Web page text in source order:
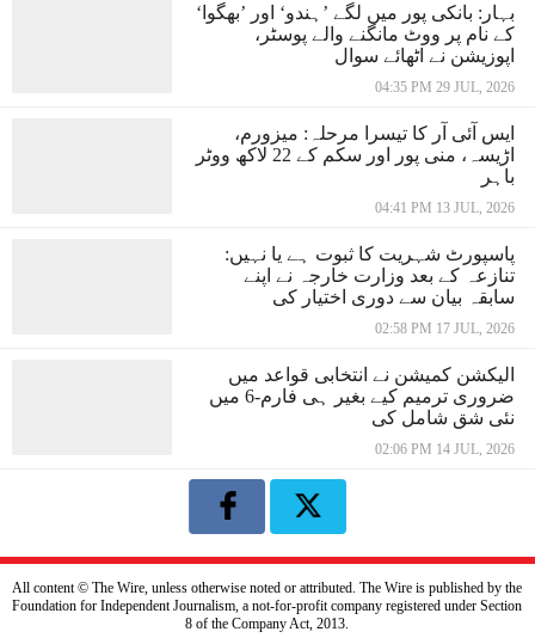
بہار: بانکی پور میں لگے ’ہندو‘ اور ’بھگوا‘
کے نام پر ووٹ مانگنے والے پوسٹر،
اپوزیشن نے اٹھائے سوال
04:35 PM 29 JUL, 2026
ایس آئی آر کا تیسرا مرحلہ: میزورم،
اڑیسہ، منی پور اور سکم کے 22 لاکھ ووٹر
باہر
04:41 PM 13 JUL, 2026
پاسپورٹ شہریت کا ثبوت ہے یا نہیں:
تنازعہ کے بعد وزارت خارجہ نے اپنے
سابقہ بیان سے دوری اختیار کی
02:58 PM 17 JUL, 2026
الیکشن کمیشن نے انتخابی قواعد میں
ضروری ترمیم کیے بغیر ہی فارم-6 میں
نئی شق شامل کی
02:06 PM 14 JUL, 2026
All content © The Wire, unless otherwise noted or attributed. The Wire is published by the
Foundation for Independent Journalism, a not-for-profit company registered under Section
8 of the Company Act, 2013.